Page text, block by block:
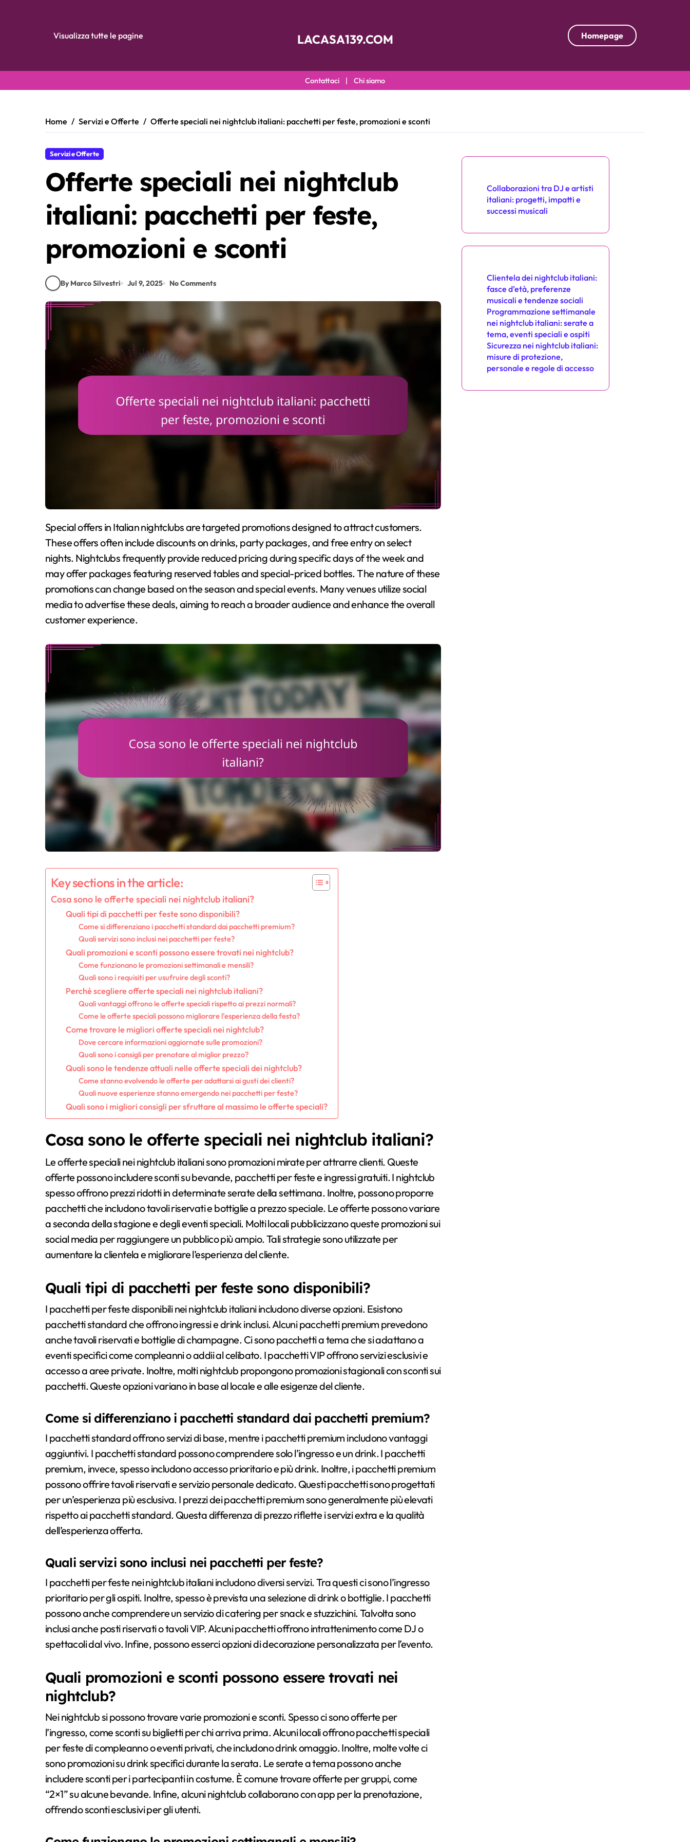
Visualizza tutte le pagine LACASA139.COM Homepage
Contattaci | Chi siamo
Home Servizi e Offerte Offerte speciali nei nightclub italiani: pacchetti per feste, promozioni e sconti
Servizi e Offerte
Offerte speciali nei nightclub
italiani: pacchetti per feste,
promozioni e sconti
By Marco Silvestri Jul 9, 2025 No Comments
Special offers in Italian nightclubs are targeted promotions designed to attract customers.
These offers often include discounts on drinks, party packages, and free entry on select
nights. Nightclubs frequently provide reduced pricing during specific days of the week and
may offer packages featuring reserved tables and special-priced bottles. The nature of these
promotions can change based on the season and special events. Many venues utilize social
media to advertise these deals, aiming to reach a broader audience and enhance the overall
customer experience.
Key sections in the article:
Cosa sono le offerte speciali nei nightclub italiani?
Quali tipi di pacchetti per feste sono disponibili?
Come si differenziano i pacchetti standard dai pacchetti premium?
Quali servizi sono inclusi nei pacchetti per feste?
Quali promozioni e sconti possono essere trovati nei nightclub?
Come funzionano le promozioni settimanali e mensili?
Quali sono i requisiti per usufruire degli sconti?
Perché scegliere offerte speciali nei nightclub italiani?
Quali vantaggi offrono le offerte speciali rispetto ai prezzi normali?
Come le offerte speciali possono migliorare l’esperienza della festa?
Come trovare le migliori offerte speciali nei nightclub?
Dove cercare informazioni aggiornate sulle promozioni?
Quali sono i consigli per prenotare al miglior prezzo?
Quali sono le tendenze attuali nelle offerte speciali dei nightclub?
Come stanno evolvendo le offerte per adattarsi ai gusti dei clienti?
Quali nuove esperienze stanno emergendo nei pacchetti per feste?
Quali sono i migliori consigli per sfruttare al massimo le offerte speciali?
Cosa sono le offerte speciali nei nightclub italiani?
Le offerte speciali nei nightclub italiani sono promozioni mirate per attrarre clienti. Queste
offerte possono includere sconti su bevande, pacchetti per feste e ingressi gratuiti. I nightclub
spesso offrono prezzi ridotti in determinate serate della settimana. Inoltre, possono proporre
pacchetti che includono tavoli riservati e bottiglie a prezzo speciale. Le offerte possono variare
a seconda della stagione e degli eventi speciali. Molti locali pubblicizzano queste promozioni sui
social media per raggiungere un pubblico più ampio. Tali strategie sono utilizzate per
aumentare la clientela e migliorare l’esperienza del cliente.
Quali tipi di pacchetti per feste sono disponibili?
I pacchetti per feste disponibili nei nightclub italiani includono diverse opzioni. Esistono
pacchetti standard che offrono ingressi e drink inclusi. Alcuni pacchetti premium prevedono
anche tavoli riservati e bottiglie di champagne. Ci sono pacchetti a tema che si adattano a
eventi specifici come compleanni o addii al celibato. I pacchetti VIP offrono servizi esclusivi e
accesso a aree private. Inoltre, molti nightclub propongono promozioni stagionali con sconti sui
pacchetti. Queste opzioni variano in base al locale e alle esigenze del cliente.
Come si differenziano i pacchetti standard dai pacchetti premium?
I pacchetti standard offrono servizi di base, mentre i pacchetti premium includono vantaggi
aggiuntivi. I pacchetti standard possono comprendere solo l’ingresso e un drink. I pacchetti
premium, invece, spesso includono accesso prioritario e più drink. Inoltre, i pacchetti premium
possono offrire tavoli riservati e servizio personale dedicato. Questi pacchetti sono progettati
per un’esperienza più esclusiva. I prezzi dei pacchetti premium sono generalmente più elevati
rispetto ai pacchetti standard. Questa differenza di prezzo riflette i servizi extra e la qualità
dell’esperienza offerta.
Quali servizi sono inclusi nei pacchetti per feste?
I pacchetti per feste nei nightclub italiani includono diversi servizi. Tra questi ci sono l’ingresso
prioritario per gli ospiti. Inoltre, spesso è prevista una selezione di drink o bottiglie. I pacchetti
possono anche comprendere un servizio di catering per snack e stuzzichini. Talvolta sono
inclusi anche posti riservati o tavoli VIP. Alcuni pacchetti offrono intrattenimento come DJ o
spettacoli dal vivo. Infine, possono esserci opzioni di decorazione personalizzata per l’evento.
Quali promozioni e sconti possono essere trovati nei
nightclub?
Nei nightclub si possono trovare varie promozioni e sconti. Spesso ci sono offerte per
l’ingresso, come sconti su biglietti per chi arriva prima. Alcuni locali offrono pacchetti speciali
per feste di compleanno o eventi privati, che includono drink omaggio. Inoltre, molte volte ci
sono promozioni su drink specifici durante la serata. Le serate a tema possono anche
includere sconti per i partecipanti in costume. È comune trovare offerte per gruppi, come
“2×1” su alcune bevande. Infine, alcuni nightclub collaborano con app per la prenotazione,
offrendo sconti esclusivi per gli utenti.
Collaborazioni tra DJ e artisti
italiani: progetti, impatti e
successi musicali
Clientela dei nightclub italiani:
fasce d’età, preferenze
musicali e tendenze sociali
Programmazione settimanale
nei nightclub italiani: serate a
tema, eventi speciali e ospiti
Sicurezza nei nightclub italiani:
misure di protezione,
personale e regole di accesso